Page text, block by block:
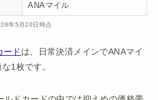
ANAマイル
年5月20日時点
ード は、日常決済メインでANAマイ
1枚です。